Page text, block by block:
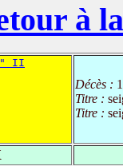
à
II
Décès :
Titre :
Titre :